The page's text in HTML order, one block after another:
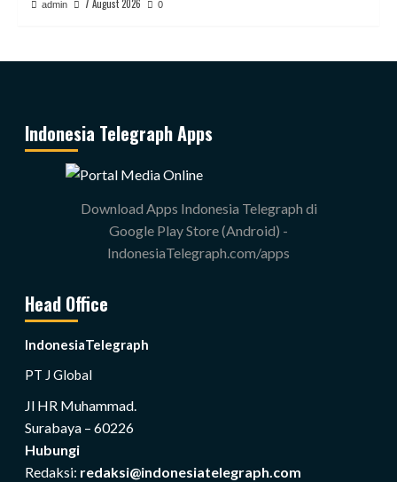
admin 7 August 2026 0
Indonesia Telegraph Apps
Download Apps Indonesia Telegraph di
Google Play Store (Android) -
IndonesiaTelegraph.com/apps
Head Office
IndonesiaTelegraph
PT J Global
Jl HR Muhammad.
Surabaya – 60226
Hubungi
Redaksi: redaksi@indonesiatelegraph.com